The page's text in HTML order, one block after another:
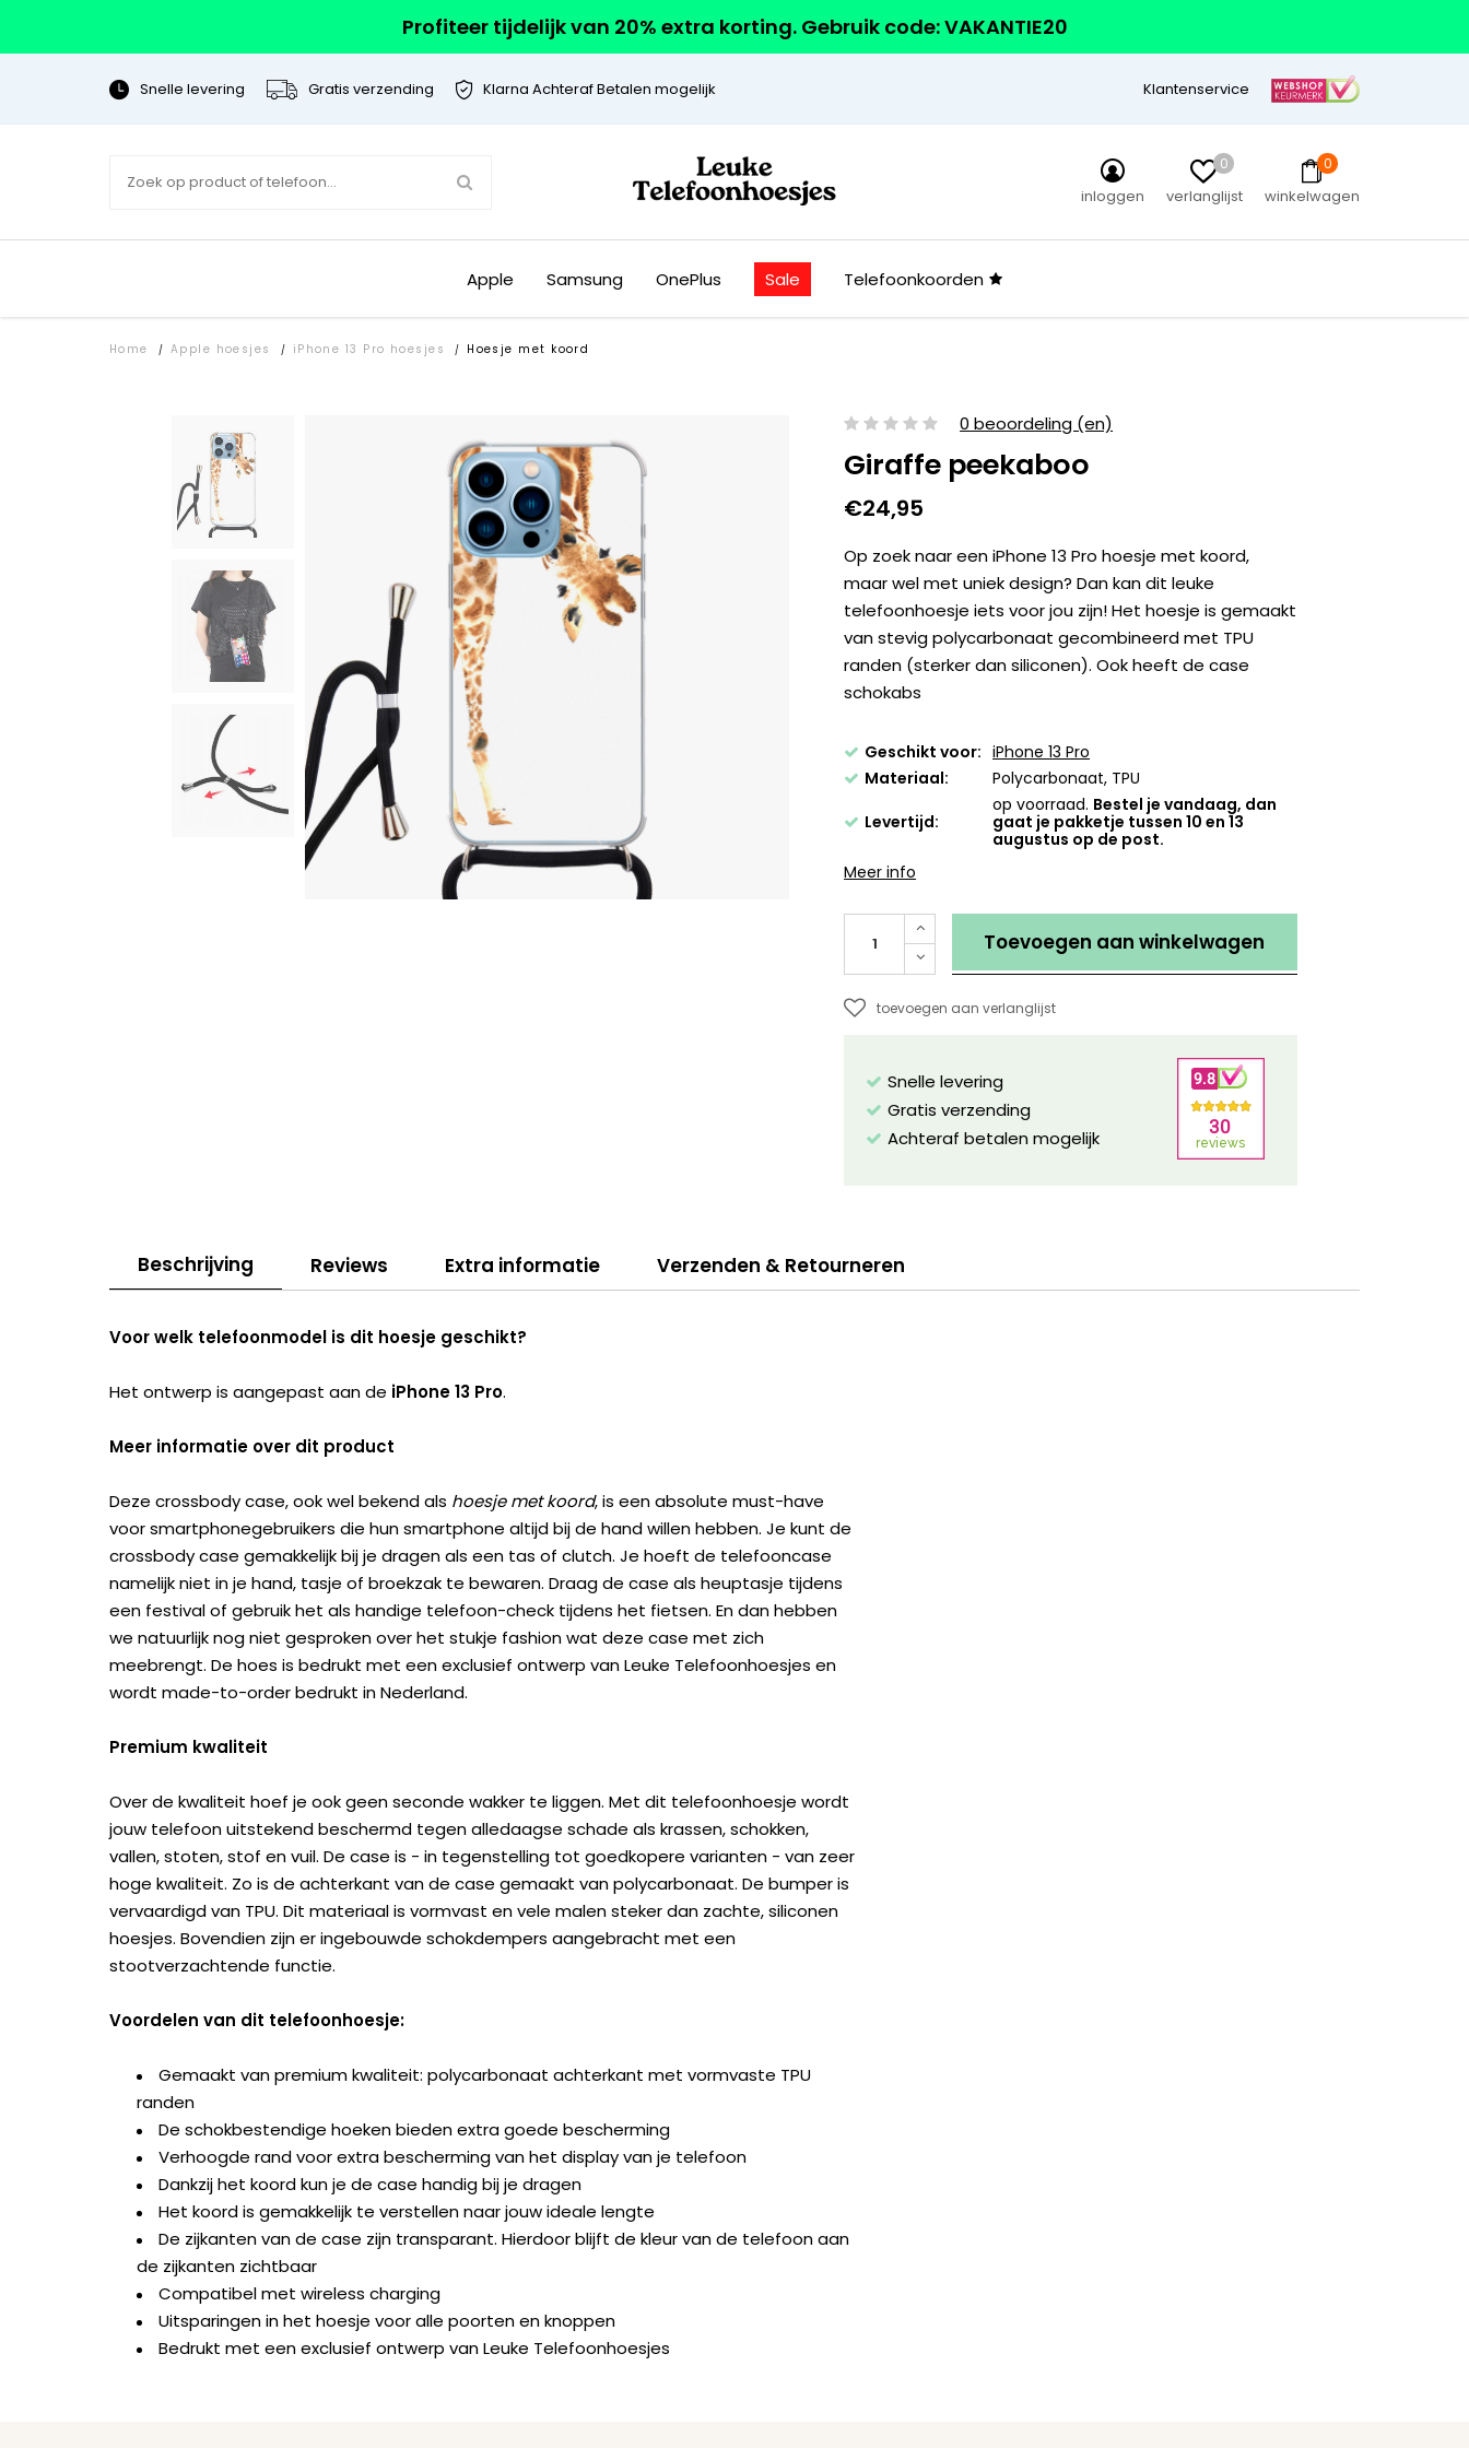
Profiteer tijdelijk van 20% extra korting. Gebruik code: VAKANTIE20
Snelle levering Gratis verzending Klarna Achteraf Betalen mogelijk Klantenservice
inloggen
0
verlanglijst
0
winkelwagen
Apple Samsung OnePlus Sale Telefoonkoorden
Home / Apple hoesjes / iPhone 13 Pro hoesjes / Hoesje met koord
0 beoordeling (en)
Giraffe peekaboo
€24,95
Op zoek naar een iPhone 13 Pro hoesje met koord,
maar wel met uniek design? Dan kan dit leuke
telefoonhoesje iets voor jou zijn! Het hoesje is gemaakt
van stevig polycarbonaat gecombineerd met TPU
randen (sterker dan siliconen). Ook heeft de case
schokabs
Geschikt voor: iPhone 13 Pro
Materiaal:
Polycarbonaat, TPU
Levertijd:
op voorraad. Bestel je vandaag, dan
gaat je pakketje tussen 10 en 13
augustus op de post.
Meer info
Toevoegen aan winkelwagen
toevoegen aan verlanglijst
Snelle levering
Gratis verzending
Achteraf betalen mogelijk
Beschrijving Reviews Extra informatie Verzenden & Retourneren
Voor welk telefoonmodel is dit hoesje geschikt?
Het ontwerp is aangepast aan de iPhone 13 Pro.
Meer informatie over dit product
Deze crossbody case, ook wel bekend als hoesje met koord, is een absolute must-have
voor smartphonegebruikers die hun smartphone altijd bij de hand willen hebben. Je kunt de
crossbody case gemakkelijk bij je dragen als een tas of clutch. Je hoeft de telefooncase
namelijk niet in je hand, tasje of broekzak te bewaren. Draag de case als heuptasje tijdens
een festival of gebruik het als handige telefoon-check tijdens het fietsen. En dan hebben
we natuurlijk nog niet gesproken over het stukje fashion wat deze case met zich
meebrengt. De hoes is bedrukt met een exclusief ontwerp van Leuke Telefoonhoesjes en
wordt made-to-order bedrukt in Nederland.
Premium kwaliteit
Over de kwaliteit hoef je ook geen seconde wakker te liggen. Met dit telefoonhoesje wordt
jouw telefoon uitstekend beschermd tegen alledaagse schade als krassen, schokken,
vallen, stoten, stof en vuil. De case is - in tegenstelling tot goedkopere varianten - van zeer
hoge kwaliteit. Zo is de achterkant van de case gemaakt van polycarbonaat. De bumper is
vervaardigd van TPU. Dit materiaal is vormvast en vele malen steker dan zachte, siliconen
hoesjes. Bovendien zijn er ingebouwde schokdempers aangebracht met een
stootverzachtende functie.
Voordelen van dit telefoonhoesje:
Gemaakt van premium kwaliteit: polycarbonaat achterkant met vormvaste TPU
randen
De schokbestendige hoeken bieden extra goede bescherming
Verhoogde rand voor extra bescherming van het display van je telefoon
Dankzij het koord kun je de case handig bij je dragen
Het koord is gemakkelijk te verstellen naar jouw ideale lengte
De zijkanten van de case zijn transparant. Hierdoor blijft de kleur van de telefoon aan
de zijkanten zichtbaar
Compatibel met wireless charging
Uitsparingen in het hoesje voor alle poorten en knoppen
Bedrukt met een exclusief ontwerp van Leuke Telefoonhoesjes